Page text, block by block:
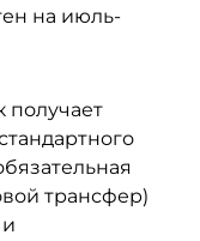
на июль-
получает
трансфер)